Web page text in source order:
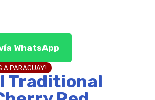
WhatsApp
A PARAGUAY!
Traditional